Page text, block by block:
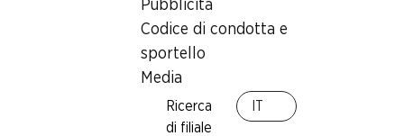
Pubblicità
Codice di condotta e
sportello
Media
Ricerca
di filiale
10 pezzi, 500 g